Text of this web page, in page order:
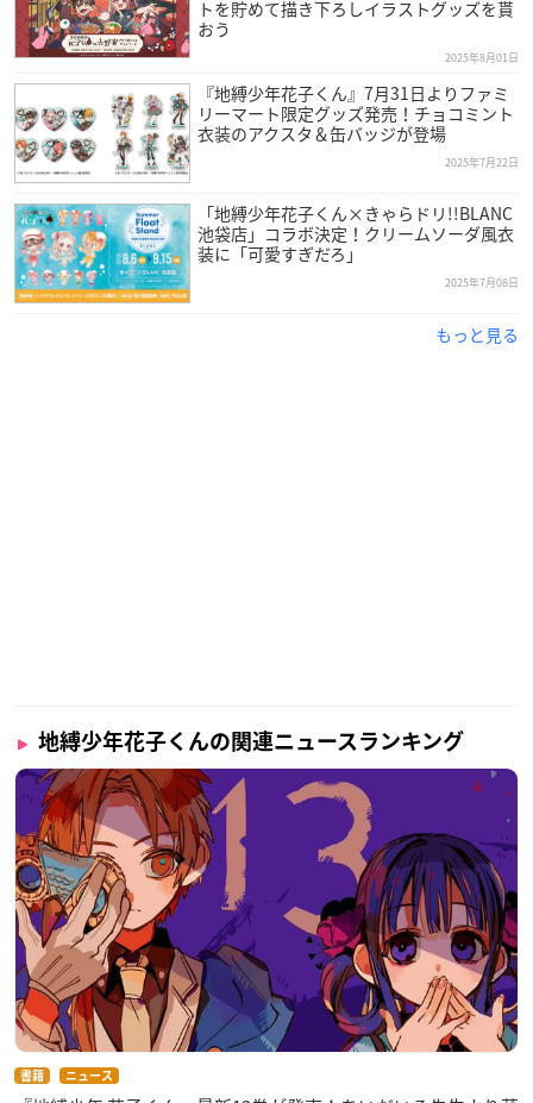
トを貯めて描き下ろしイラストグッズを貰
おう
2025年8月01日
『地縛少年花子くん』7月31日よりファミ
リーマート限定グッズ発売！チョコミント
衣装のアクスタ＆缶バッジが登場
2025年7月22日
「地縛少年花子くん×きゃらドリ!!BLANC
池袋店」コラボ決定！クリームソーダ風衣
装に「可愛すぎだろ」
2025年7月08日
もっと見る
地縛少年花子くんの関連ニュースランキング
書籍 ニュース